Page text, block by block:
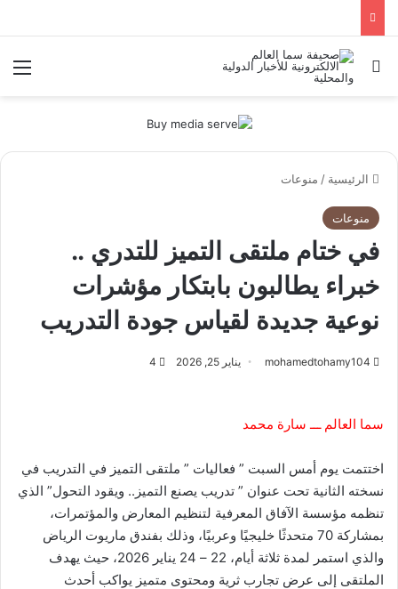
بحث عن
الرئيسية / منوعات
منوعات
في ختام ملتقى التميز للتدري ..
خبراء يطالبون بابتكار مؤشرات
نوعية جديدة لقياس جودة التدريب
mohamedtohamy104 يناير 25, 2026 4
سما العالم ـــ سارة محمد
اختتمت يوم أمس السبت ” فعاليات ” ملتقى التميز في التدريب في
نسخته الثانية تحت عنوان ” تدريب يصنع التميز.. ويقود التحول” الذي
تنظمه مؤسسة الآفاق المعرفية لتنظيم المعارض والمؤتمرات،
بمشاركة 70 متحدثًا خليجيًا وعربيًا، وذلك بفندق ماريوت الرياض
والذي استمر لمدة ثلاثة أيام، 22 – 24 يناير 2026، حيث يهدف
الملتقى إلى عرض تجارب ثرية ومحتوى متميز يواكب أحدث